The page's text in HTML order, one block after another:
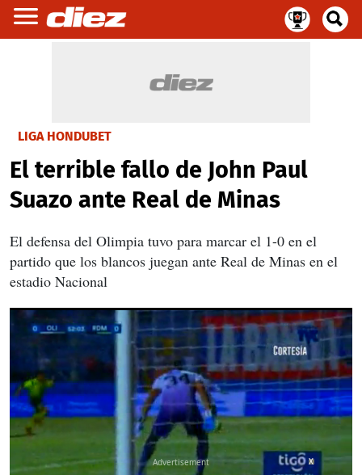
LIGA HONDUBET
El terrible fallo de John Paul
Suazo ante Real de Minas
El defensa del Olimpia tuvo para marcar el 1-0 en el
partido que los blancos juegan ante Real de Minas en el
estadio Nacional
X